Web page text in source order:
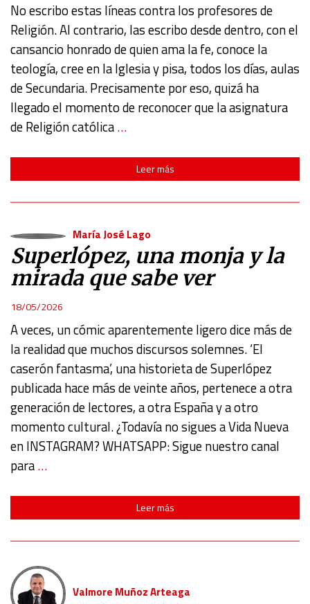
No escribo estas líneas contra los profesores de
Religión. Al contrario, las escribo desde dentro, con el
cansancio honrado de quien ama la fe, conoce la
teología, cree en la Iglesia y pisa, todos los días, aulas
de Secundaria. Precisamente por eso, quizá ha
llegado el momento de reconocer que la asignatura
de Religión católica…
Leer más
María José Lago
Superlópez, una monja y la
mirada que sabe ver
18/05/2026
A veces, un cómic aparentemente ligero dice más de
la realidad que muchos discursos solemnes. ‘El
caserón fantasma’, una historieta de Superlópez
publicada hace más de veinte años, pertenece a otra
generación de lectores, a otra España y a otro
momento cultural. ¿Todavía no sigues a Vida Nueva
en INSTAGRAM? WHATSAPP: Sigue nuestro canal
para…
Leer más
Valmore Muñoz Arteaga